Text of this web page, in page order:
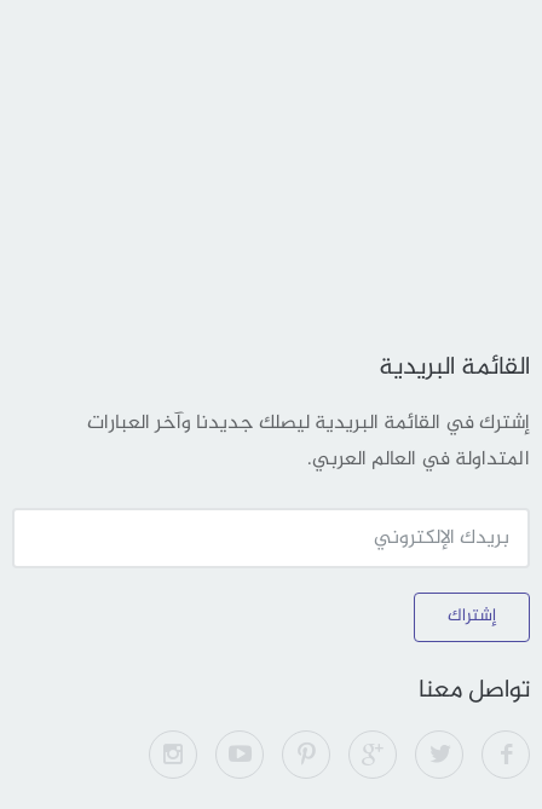
القائمة البريدية
إشترك في القائمة البريدية ليصلك جديدنا وآخر العبارات
المتداولة في العالم العربي.
إشتراك
تواصل معنا